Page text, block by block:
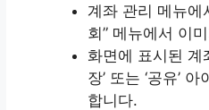
계좌 관리 메뉴에
회” 메뉴에서 이
화면에 표시된 계
장’ 또는 ‘공유’
합니다.